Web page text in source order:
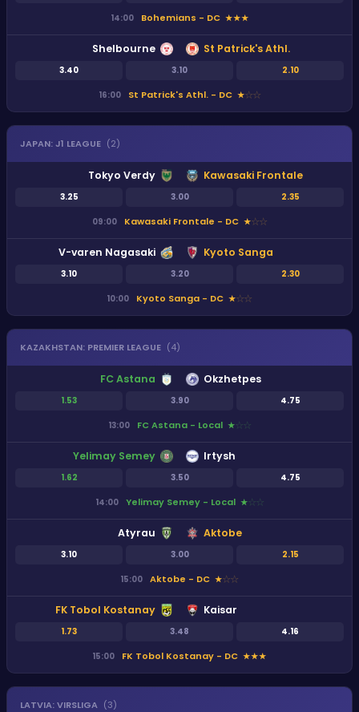
14:00 Bohemians - DC ★★★
Shelbourne
3.40 3.10 2.10
St Patrick's Athl.
16:00 St Patrick's Athl. - DC ★★★
JAPAN:J1 LEAGUE (2)
Tokyo Verdy
3.25 3.00 2.35
Kawasaki Frontale
09:00 Kawasaki Frontale - DC ★★★
V-varen Nagasaki
3.10 3.20 2.30
Kyoto Sanga
10:00 Kyoto Sanga - DC ★★★
KAZAKHSTAN: PREMIER LEAGUE (4)
FC Astana
1.53 3.90 4.75
Okzhetpes
13:00 FC Astana - Local ★★★
Yelimay Semey
1.62 3.50 4.75
Irtysh
14:00 Yelimay Semey - Local ★★★
Atyrau
3.10 3.00 2.15
Aktobe
15:00 Aktobe - DC ★★★
FK Tobol Kostanay
1.73 3.48 4.16
Kaisar
15:00 FK Tobol Kostanay - DC ★★★
LATVIA:VIRSLIGA (3)